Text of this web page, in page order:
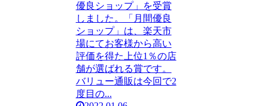
優良ショップ」を受賞
しました。「月間優良
ショップ」は、楽天市
場にてお客様から高い
評価を得た上位1％の店
舗が選ばれる賞です。
バリュー通販は今回で2
度目の...